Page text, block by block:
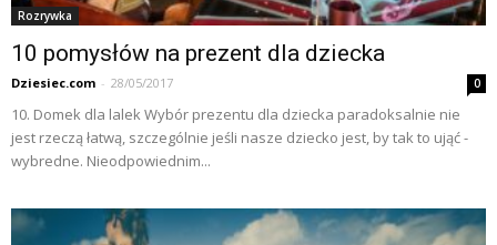
Rozrywka
10 pomysłów na prezent dla dziecka
Dziesiec.com - 28/05/2017 0
10. Domek dla lalek Wybór prezentu dla dziecka paradoksalnie nie
jest rzeczą łatwą, szczególnie jeśli nasze dziecko jest, by tak to ująć -
wybredne. Nieodpowiednim...